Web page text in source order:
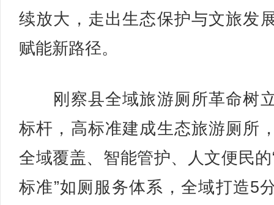
续放大，走出生态保护与文旅发
赋能新路径。
刚察县全域旅游厕所革命树
标杆，高标准建成生态旅游厕所
全域覆盖、智能管护、人文便民的
标准”如厕服务体系，全域打造5